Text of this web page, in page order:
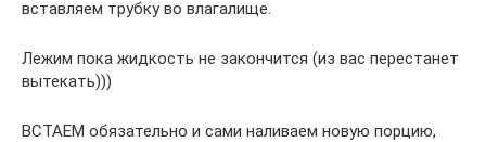
вставляем трубку во влагалище.
Лежим пока жидкость не закончится (из вас перестанет
вытекать)))
ВСТАЕМ обязательно и сами наливаем новую порцию,